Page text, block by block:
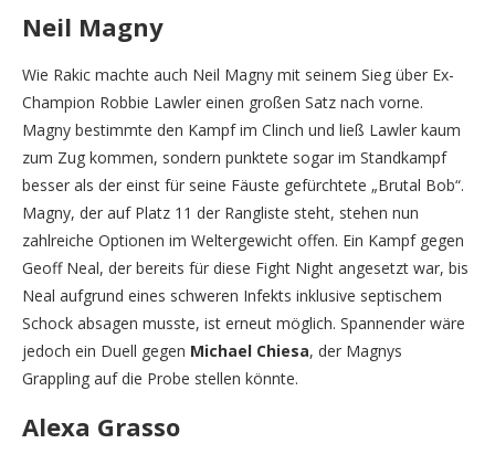
Neil Magny
Wie Rakic machte auch Neil Magny mit seinem Sieg über Ex-
Champion Robbie Lawler einen großen Satz nach vorne.
Magny bestimmte den Kampf im Clinch und ließ Lawler kaum
zum Zug kommen, sondern punktete sogar im Standkampf
besser als der einst für seine Fäuste gefürchtete „Brutal Bob“.
Magny, der auf Platz 11 der Rangliste steht, stehen nun
zahlreiche Optionen im Weltergewicht offen. Ein Kampf gegen
Geoff Neal, der bereits für diese Fight Night angesetzt war, bis
Neal aufgrund eines schweren Infekts inklusive septischem
Schock absagen musste, ist erneut möglich. Spannender wäre
jedoch ein Duell gegen Michael Chiesa, der Magnys
Grappling auf die Probe stellen könnte.
Alexa Grasso